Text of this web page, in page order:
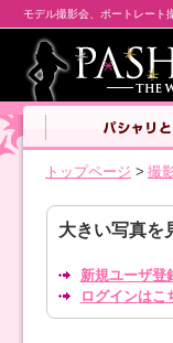
モデル撮影会、ポートレート
トップページ > 撮
大きい写真を
新規ユーザ登
ログインはこ